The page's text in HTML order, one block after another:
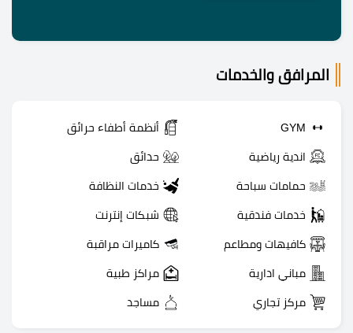
المرافق والخدمات
GYM أنظمة أطفاء حرائق
اندية رياضية حدائق
حمامات سباحة خدمات النظافة
خدمات فندقية شبكات إنترنت
كافيهات ومطاعم كاميرات مراقبة
مباني ادارية مراكز طبية
مركز تجاري مساجد